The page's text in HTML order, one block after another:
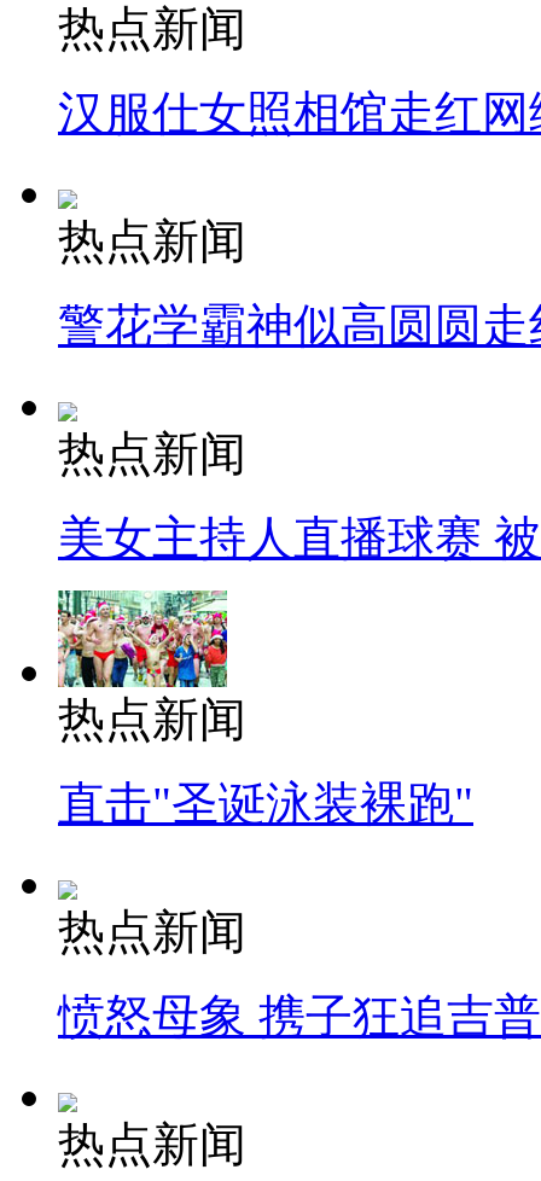
热点新闻
汉服仕女照相馆走红网
热点新闻
警花学霸神似高圆圆走
热点新闻
美女主持人直播球赛
热点新闻
直击"圣诞泳装裸跑"
热点新闻
愤怒母象 携子狂追吉
热点新闻